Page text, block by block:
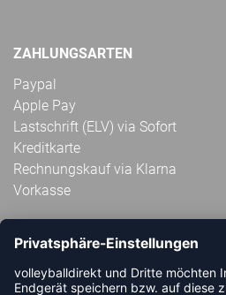
ZAHLUNGSARTEN
Paypal
Apple Pay
Lastschrift (ELV) via Sofort
Kreditkarte
Rechnungskauf via Klarna
Vorkasse
ABONNIERE JETZT DEN
VOLLEYBALLDIREKT-